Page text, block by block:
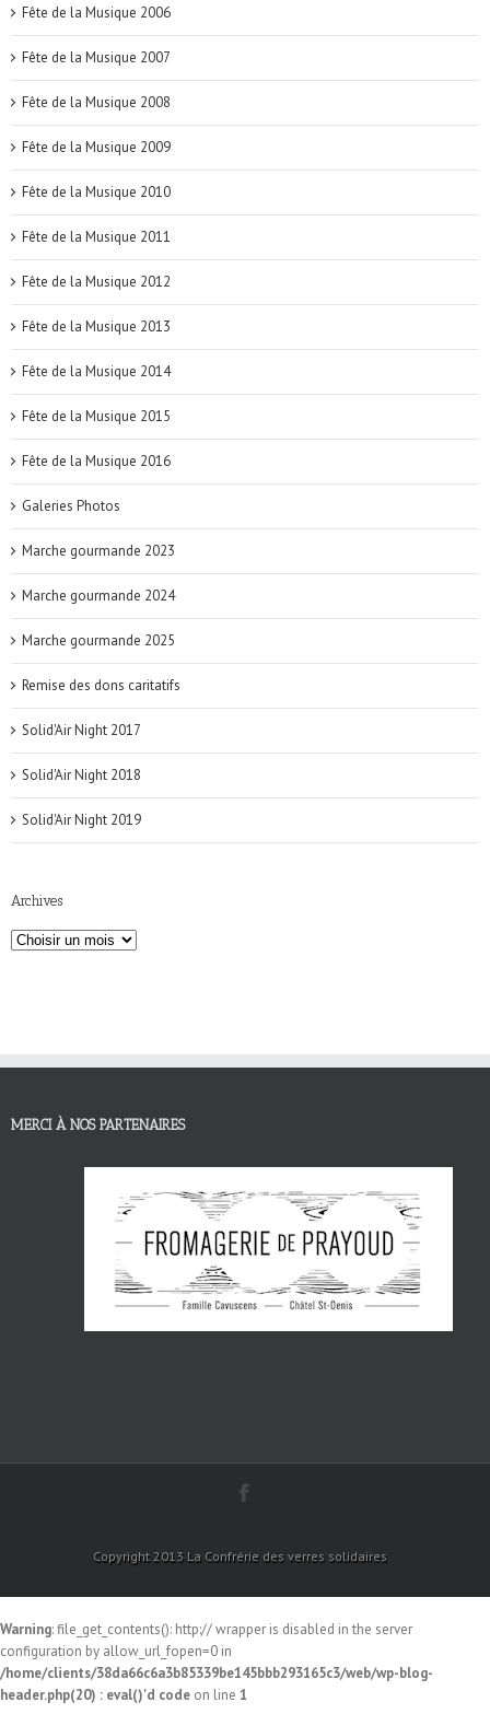
Fête de la Musique 2006
Fête de la Musique 2007
Fête de la Musique 2008
Fête de la Musique 2009
Fête de la Musique 2010
Fête de la Musique 2011
Fête de la Musique 2012
Fête de la Musique 2013
Fête de la Musique 2014
Fête de la Musique 2015
Fête de la Musique 2016
Galeries Photos
Marche gourmande 2023
Marche gourmande 2024
Marche gourmande 2025
Remise des dons caritatifs
Solid'Air Night 2017
Solid'Air Night 2018
Solid'Air Night 2019
Archives
MERCI À NOS PARTENAIRES
Copyright 2013 La Confrérie des verres solidaires
Warning: file_get_contents(): http:// wrapper is disabled in the server
configuration by allow_url_fopen=0 in
/home/clients/38da66c6a3b85339be145bbb293165c3/web/wp-blog-
header.php(20) : eval()'d code on line 1